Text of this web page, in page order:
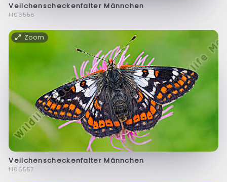
Veilchenscheckenfalter Männchen
f106556
Zoom
Veilchenscheckenfalter Männchen
f106557